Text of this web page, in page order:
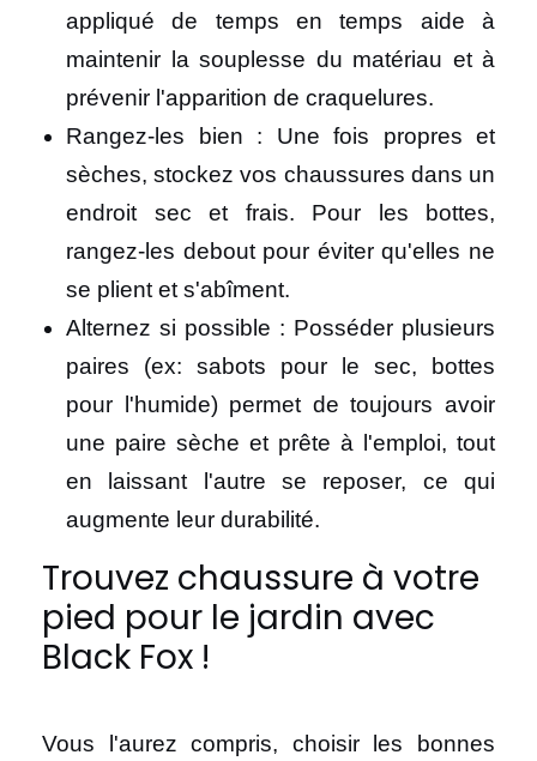
appliqué de temps en temps aide à
maintenir la souplesse du matériau et à
prévenir l'apparition de craquelures.
Rangez-les bien : Une fois propres et
sèches, stockez vos chaussures dans un
endroit sec et frais. Pour les bottes,
rangez-les debout pour éviter qu'elles ne
se plient et s'abîment.
Alternez si possible : Posséder plusieurs
paires (ex: sabots pour le sec, bottes
pour l'humide) permet de toujours avoir
une paire sèche et prête à l'emploi, tout
en laissant l'autre se reposer, ce qui
augmente leur durabilité.
Trouvez chaussure à votre
pied pour le jardin avec
Black Fox !
Vous l'aurez compris, choisir les bonnes